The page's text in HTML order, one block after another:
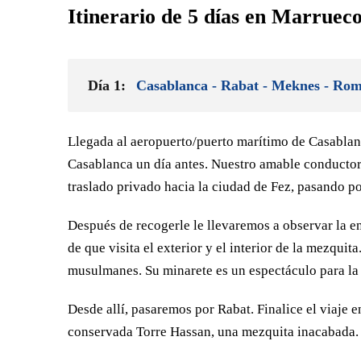
have him on file singing but its 61MB and wont
Ouarzazate…. A fascinating and diverse country,
great time. I would highly recommend both Morocco
and Traverse Morocco. Without doubt absolutely
Itinerario de 5 días en
Día 1: Casablanca - Rabat - Meknes -
Llegada al aeropuerto/puerto marítimo de
Casablanca un día antes. Nuestro amable
traslado privado hacia la ciudad de Fez, pasando
Después de recogerle le llevaremos a observar la
de que visita el exterior y el interior de la
musulmanes. Su minarete es un espectáculo para
Desde allí, pasaremos por Rabat. Finalice el viaje
conservada Torre Hassan, una mezquita